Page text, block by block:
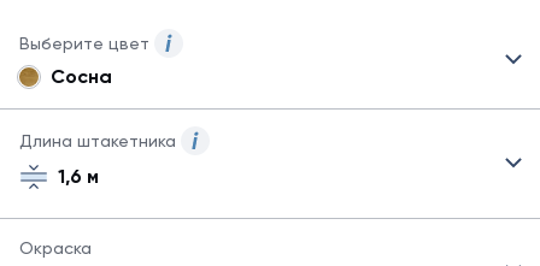
Выберите цвет
данного
товара
Сосна
Длина штакетника
1,6 м
Окраска